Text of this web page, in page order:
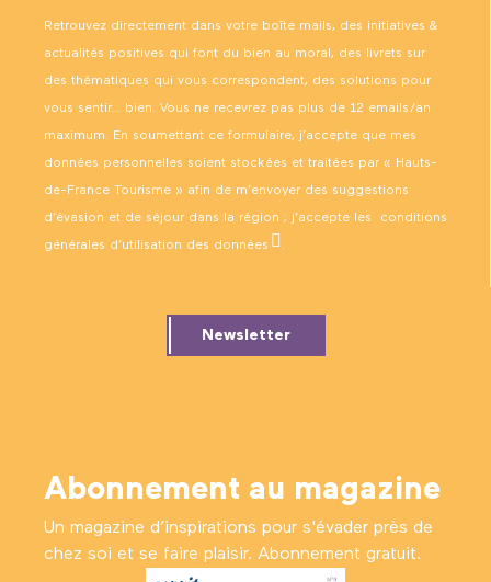
Retrouvez directement dans votre boîte mails, des initiatives &
actualités positives qui font du bien au moral, des livrets sur
des thématiques qui vous correspondent, des solutions pour
vous sentir… bien. Vous ne recevrez pas plus de 12 emails/an
maximum. En soumettant ce formulaire, j’accepte que mes
données personnelles soient stockées et traitées par « Hauts-
de-France Tourisme » afin de m’envoyer des suggestions
d’évasion et de séjour dans la région ; j’accepte les conditions
générales d’utilisation des données .
Newsletter
Abonnement au magazine
Un magazine d’inspirations pour s'évader près de
chez soi et se faire plaisir. Abonnement gratuit.